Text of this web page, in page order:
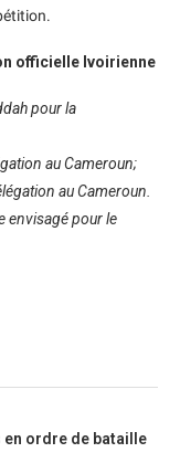
officielle Ivoirienne
pour la
au Cameroun;
au Cameroun.
envisagé pour le
ordre de bataille